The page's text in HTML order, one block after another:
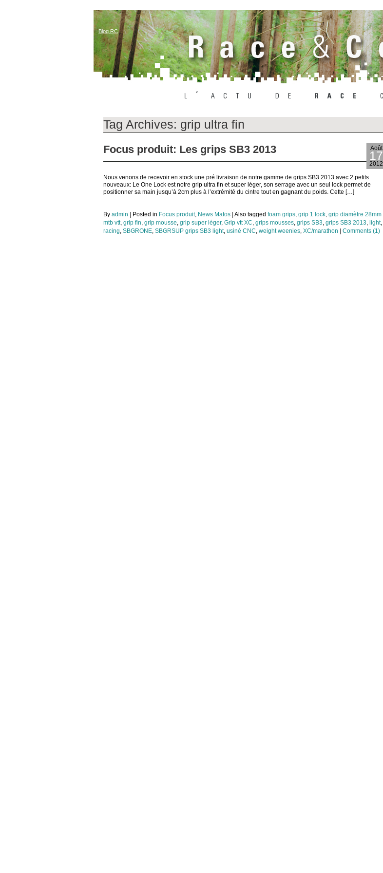
Blog RC
Tag Archives: grip ultra fin
Août
17
2012
Focus produit: Les grips SB3 2013
Nous venons de recevoir en stock une pré livraison de notre gamme de grips SB3 2013 avec 2 petits
nouveaux: Le One Lock est notre grip ultra fin et super léger, son serrage avec un seul lock permet de
positionner sa main jusqu’à 2cm plus à l’extrémité du cintre tout en gagnant du poids. Cette […]
By admin Posted in Focus produit, News Matos Also tagged foam grips, grip 1 lock, grip diamètre 28mm
mtb vtt, grip fin, grip mousse, grip super léger, Grip vtt XC, grips mousses, grips SB3, grips SB3 2013, light,
racing, SBGRONE, SBGRSUP grips SB3 light, usiné CNC, weight weenies, XC/marathon Comments (1)